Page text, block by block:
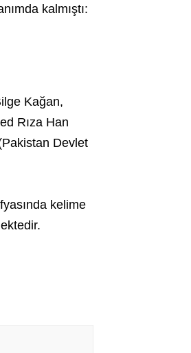
kalmıştı:
Kağan,
Rıza Han
Devlet
kelime